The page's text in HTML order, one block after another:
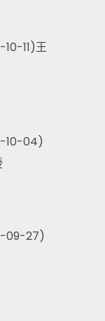
11)王
10-04)
09-27)